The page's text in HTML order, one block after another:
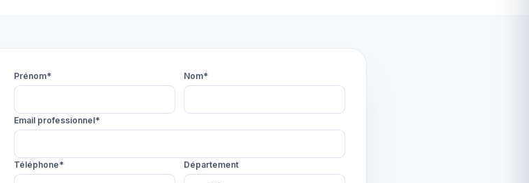
Prénom* Nom*
Email professionnel*
Téléphone* Département